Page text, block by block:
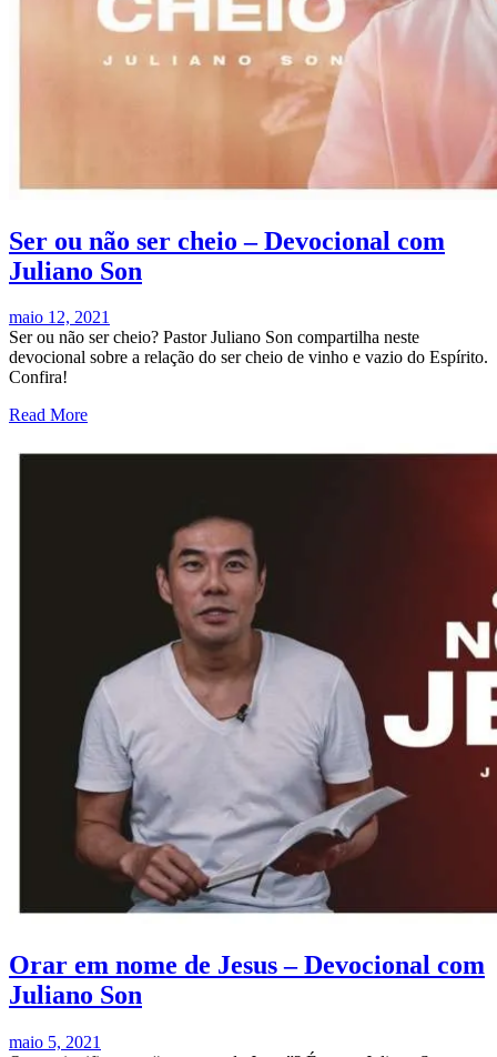
Ser ou não ser cheio – Devocional com
Juliano Son
maio 12, 2021
Ser ou não ser cheio? Pastor Juliano Son compartilha neste
devocional sobre a relação do ser cheio de vinho e vazio do Espírito.
Confira!
Read More
Orar em nome de Jesus – Devocional com
Juliano Son
maio 5, 2021